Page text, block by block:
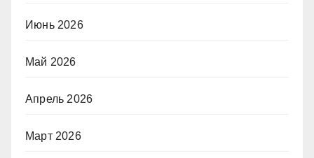
Июнь 2026
Май 2026
Апрель 2026
Март 2026